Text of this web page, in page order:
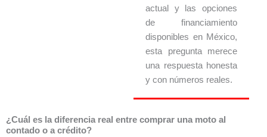
actual y las opciones
de financiamiento
disponibles en México,
esta pregunta merece
una respuesta honesta
y con números reales.
¿Cuál es la diferencia real entre comprar una moto al
contado o a crédito?